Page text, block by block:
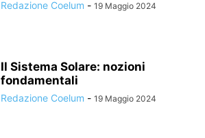
Redazione Coelum - 19 Maggio 2024
Il Sistema Solare: nozioni
fondamentali
Redazione Coelum - 19 Maggio 2024